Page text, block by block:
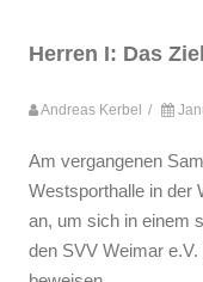
Herren I: Das
Andreas Kerbel /
Am vergangenen
Westsporthalle in der
an, um sich in einem
den SVV Weimar